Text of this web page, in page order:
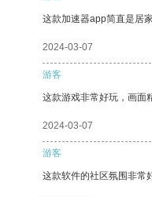
这款加速器app简直是居
2024-03-07
游客
这款游戏非常好玩，画面
2024-03-07
游客
这款软件的社区氛围非常